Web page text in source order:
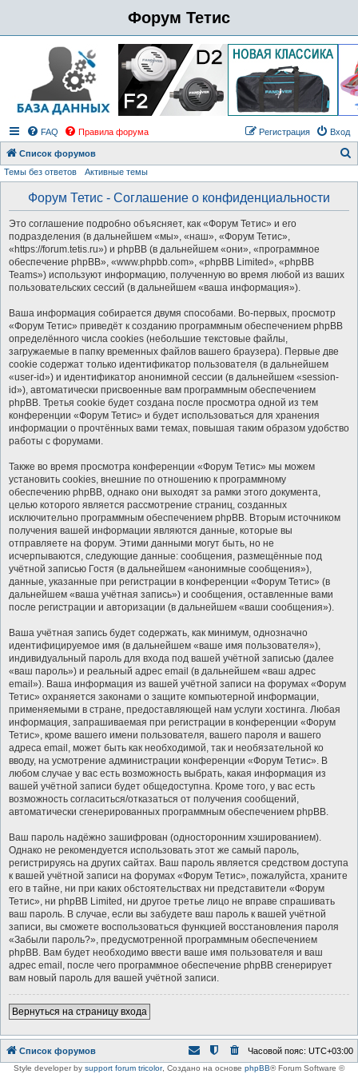
Форум Тетис
FAQ Правила форума Вход
Регистрация
Список форумов
Темы без ответов Активные темы
Форум Тетис - Соглашение о конфиденциальности
Это соглашение подробно объясняет, как «Форум Тетис» и его
подразделения (в дальнейшем «мы», «наш», «Форум Тетис»,
«https://forum.tetis.ru») и phpBB (в дальнейшем «они», «программное
обеспечение phpBB», «www.phpbb.com», «phpBB Limited», «phpBB
Teams») используют информацию, полученную во время любой из ваших
пользовательских сессий (в дальнейшем «ваша информация»).
Ваша информация собирается двумя способами. Во-первых, просмотр
«Форум Тетис» приведёт к созданию программным обеспечением phpBB
определённого числа cookies (небольшие текстовые файлы,
загружаемые в папку временных файлов вашего браузера). Первые две
cookie содержат только идентификатор пользователя (в дальнейшем
«user-id») и идентификатор анонимной сессии (в дальнейшем «session-
id»), автоматически присвоенные вам программным обеспечением
phpBB. Третья cookie будет создана после просмотра одной из тем
конференции «Форум Тетис» и будет использоваться для хранения
информации о прочтённых вами темах, повышая таким образом удобство
работы с форумами.
Также во время просмотра конференции «Форум Тетис» мы можем
установить cookies, внешние по отношению к программному
обеспечению phpBB, однако они выходят за рамки этого документа,
целью которого является рассмотрение страниц, созданных
исключительно программным обеспечением phpBB. Вторым источником
получения вашей информации являются данные, которые вы
отправляете на форум. Этими данными могут быть, но не
исчерпываются, следующие данные: сообщения, размещённые под
учётной записью Гостя (в дальнейшем «анонимные сообщения»),
данные, указанные при регистрации в конференции «Форум Тетис» (в
дальнейшем «ваша учётная запись») и сообщения, оставленные вами
после регистрации и авторизации (в дальнейшем «ваши сообщения»).
Ваша учётная запись будет содержать, как минимум, однозначно
идентифицируемое имя (в дальнейшем «ваше имя пользователя»),
индивидуальный пароль для входа под вашей учётной записью (далее
«ваш пароль») и реальный адрес email (в дальнейшем «ваш адрес
email»). Ваша информация из вашей учётной записи на форумах «Форум
Тетис» охраняется законами о защите компьютерной информации,
применяемыми в стране, предоставляющей нам услуги хостинга. Любая
информация, запрашиваемая при регистрации в конференции «Форум
Тетис», кроме вашего имени пользователя, вашего пароля и вашего
адреса email, может быть как необходимой, так и необязательной ко
вводу, на усмотрение администрации конференции «Форум Тетис». В
любом случае у вас есть возможность выбрать, какая информация из
вашей учётной записи будет общедоступна. Кроме того, у вас есть
возможность согласиться/отказаться от получения сообщений,
автоматически сгенерированных программным обеспечением phpBB.
Ваш пароль надёжно зашифрован (односторонним хэшированием).
Однако не рекомендуется использовать этот же самый пароль,
регистрируясь на других сайтах. Ваш пароль является средством доступа
к вашей учётной записи на форумах «Форум Тетис», пожалуйста, храните
его в тайне, ни при каких обстоятельствах ни представители «Форум
Тетис», ни phpBB Limited, ни другое третье лицо не вправе спрашивать
ваш пароль. В случае, если вы забудете ваш пароль к вашей учётной
записи, вы сможете воспользоваться функцией восстановления пароля
«Забыли пароль?», предусмотренной программным обеспечением
phpBB. Вам будет необходимо ввести ваше имя пользователя и ваш
адрес email, после чего программное обеспечение phpBB сгенерирует
вам новый пароль для вашей учётной записи.
Вернуться на страницу входа
Список форумов Часовой пояс: UTC+03:00
Style developer by support forum tricolor, Создано на основе phpBB® Forum Software ©